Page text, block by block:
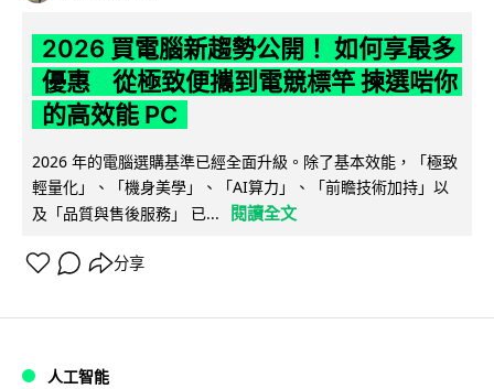
2026 買電腦新趨勢公開！ 如何享最多
優惠 從極致便攜到電競標竿 揀選啱你
的高效能 PC
2026 年的電腦選購基準已經全面升級。除了基本效能，「極致
輕量化」、「機身美學」、「AI算力」、「前瞻技術加持」以
及「品質與售後服務」 已...
閱讀全文
分享
人工智能